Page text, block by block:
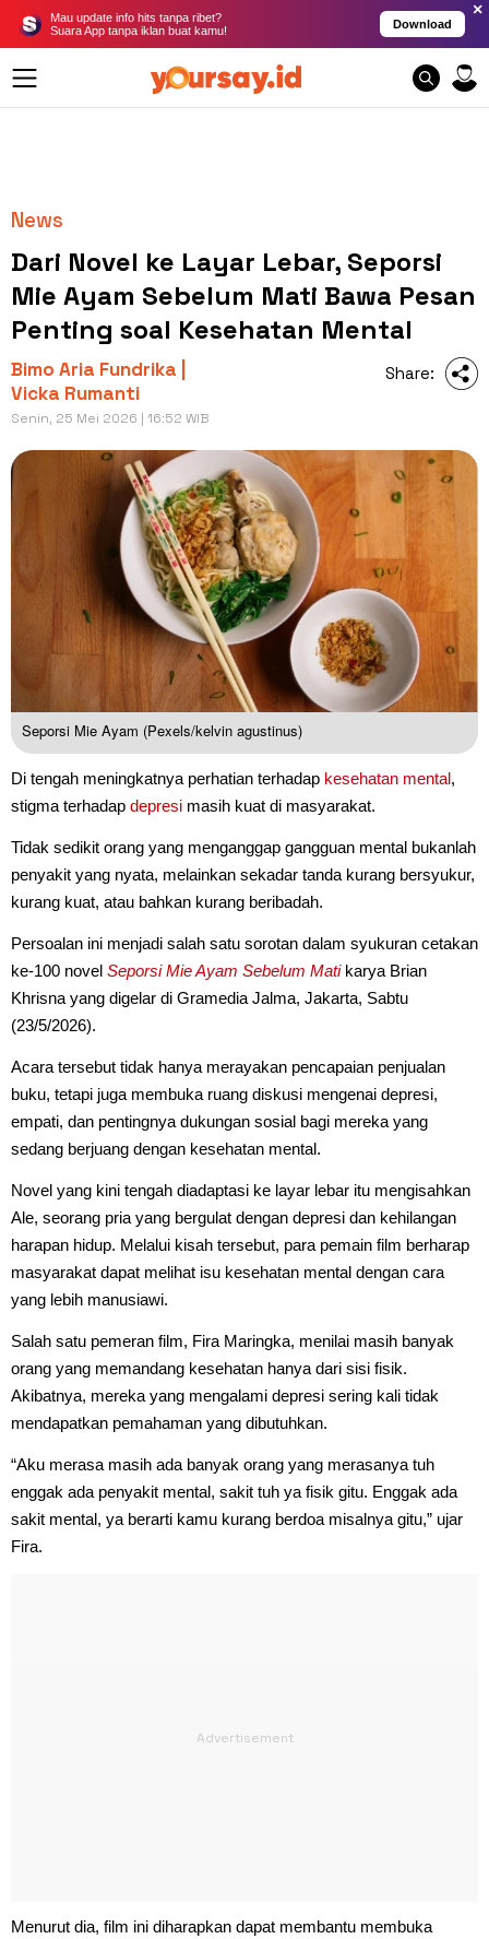
Mau update info hits tanpa ribet?
Suara App tanpa iklan buat kamu!
Download
×
News
Dari Novel ke Layar Lebar, Seporsi
Mie Ayam Sebelum Mati Bawa Pesan
Penting soal Kesehatan Mental
Bimo Aria Fundrika |
Vicka Rumanti
Senin, 25 Mei 2026 | 16:52 WIB
Share:
Seporsi Mie Ayam (Pexels/kelvin agustinus)
Di tengah meningkatnya perhatian terhadap kesehatan mental,
stigma terhadap depresi masih kuat di masyarakat.
Tidak sedikit orang yang menganggap gangguan mental bukanlah
penyakit yang nyata, melainkan sekadar tanda kurang bersyukur,
kurang kuat, atau bahkan kurang beribadah.
Persoalan ini menjadi salah satu sorotan dalam syukuran cetakan
ke-100 novel Seporsi Mie Ayam Sebelum Matikarya Brian
Khrisna yang digelar di Gramedia Jalma, Jakarta, Sabtu
(23/5/2026).
Acara tersebut tidak hanya merayakan pencapaian penjualan
buku, tetapi juga membuka ruang diskusi mengenai depresi,
empati, dan pentingnya dukungan sosial bagi mereka yang
sedang berjuang dengan kesehatan mental.
Novel yang kini tengah diadaptasi ke layar lebar itu mengisahkan
Ale, seorang pria yang bergulat dengan depresi dan kehilangan
harapan hidup. Melalui kisah tersebut, para pemain film berharap
masyarakat dapat melihat isu kesehatan mental dengan cara
yang lebih manusiawi.
Salah satu pemeran film, Fira Maringka, menilai masih banyak
orang yang memandang kesehatan hanya dari sisi fisik.
Akibatnya, mereka yang mengalami depresi sering kali tidak
mendapatkan pemahaman yang dibutuhkan.
“Aku merasa masih ada banyak orang yang merasanya tuh
enggak ada penyakit mental, sakit tuh ya fisik gitu. Enggak ada
sakit mental, ya berarti kamu kurang berdoa misalnya gitu,” ujar
Fira.
Menurut dia, film ini diharapkan dapat membantu membuka